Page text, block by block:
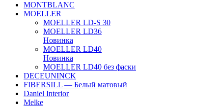
MONTBLANC
MOELLER
MOELLER LD-S 30
MOELLER LD36
Новинка
MOELLER LD40
Новинка
MOELLER LD40 без фаски
DECEUNINCK
FIBERSILL — Белый матовый
Daniel Interior
Melke